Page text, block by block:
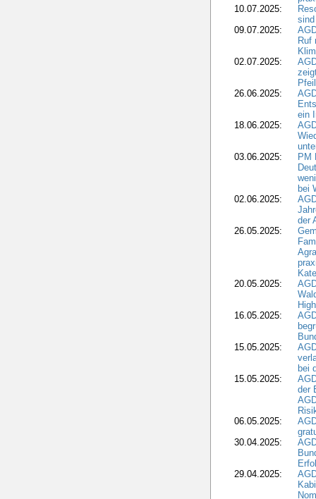
10.07.2025:
09.07.2025:
Ruf
02.07.2025:
26.06.2025:
ein
18.06.2025:
03.06.2025:
PM
bei
02.06.2025:
der
26.05.2025:
20.05.2025:
16.05.2025:
15.05.2025:
bei
15.05.2025:
der
06.05.2025:
30.04.2025:
29.04.2025: